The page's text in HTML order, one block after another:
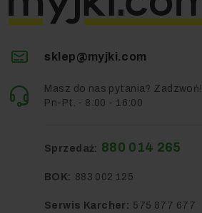
sklep@myjki.com
Masz do nas pytania? Zadzwoń!
Pn-Pt. - 8:00 - 16:00
Sprzedaż: 880 014 265
BOK: 883 002 125
Serwis Karcher: 575 877 677